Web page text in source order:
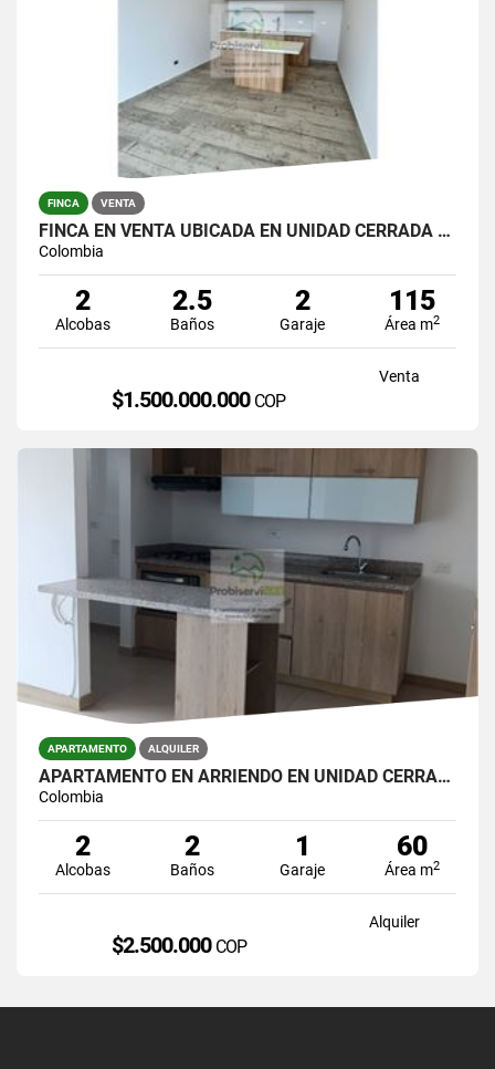
FINCA VENTA
FINCA EN VENTA UBICADA EN UNIDAD CERRADA EN EL PEÑOL
Colombia
2
Alcobas
2.5
Baños
2
Garaje
115
Área m2
Venta
$1.500.000.000 COP
APARTAMENTO ALQUILER
APARTAMENTO EN ARRIENDO EN UNIDAD CERRADA DE LA CEJA.
Colombia
2
Alcobas
2
Baños
1
Garaje
60
Área m2
Alquiler
$2.500.000 COP